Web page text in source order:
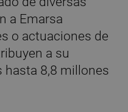
a Emarsa
o actuaciones de
a su
hasta 8,8 millones